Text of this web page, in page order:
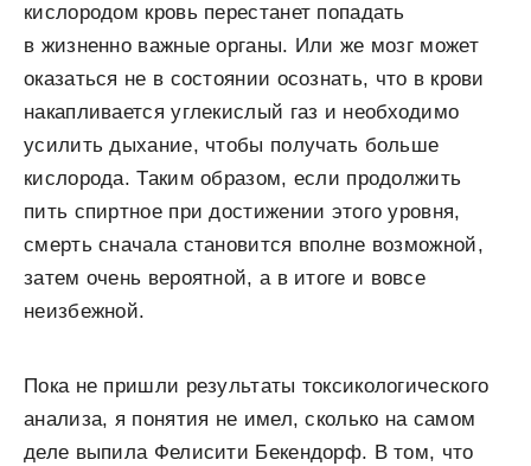
кислородом кровь перестанет попадать
в жизненно важные органы. Или же мозг может
оказаться не в состоянии осознать, что в крови
накапливается углекислый газ и необходимо
усилить дыхание, чтобы получать больше
кислорода. Таким образом, если продолжить
пить спиртное при достижении этого уровня,
смерть сначала становится вполне возможной,
затем очень вероятной, а в итоге и вовсе
неизбежной.
Пока не пришли результаты токсикологического
анализа, я понятия не имел, сколько на самом
деле выпила Фелисити Бекендорф. В том, что